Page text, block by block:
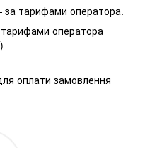
тарифами оператора.
оператора
оплати замовлення